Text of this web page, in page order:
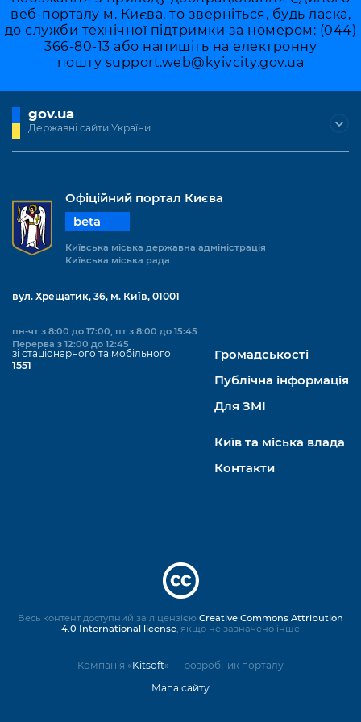
Підприємства, установи, організації
Kyiv International Relations
Портал Захисників та Захисниць
Безбар'єрність
Портал послуг
Міський застосунок Київ Цифровий
Уряд» – місцевий рівень»
Важливе під час воєнного стану
Про відкриті дані
Портал даних Києва
веб-порталу м. Києва, то зверніться, будь ласка,
до служби технічної підтримки за номером: (044)
366-80-13 або напишіть на електронну
пошту support.web@kyivcity.gov.ua
gov.ua
Державні сайти України
Офіційний портал Києва
beta
Київська міська державна адміністрація
Київська міська рада
вул. Хрещатик, 36, м. Київ, 01001
пн-чт з 8:00 до 17:00, пт з 8:00 до 15:45
Перерва з 12:00 до 12:45
зі стаціонарного та мобільного
1551
Громадськості
Публічна інформація
Для ЗМІ
Київ та міська влада
Контакти
Компанія «Kitsoft» — розробник порталу
Мапа сайту
Весь контент доступний за ліцензією Creative Commons Attribution
4.0 International license, якщо не зазначено інше